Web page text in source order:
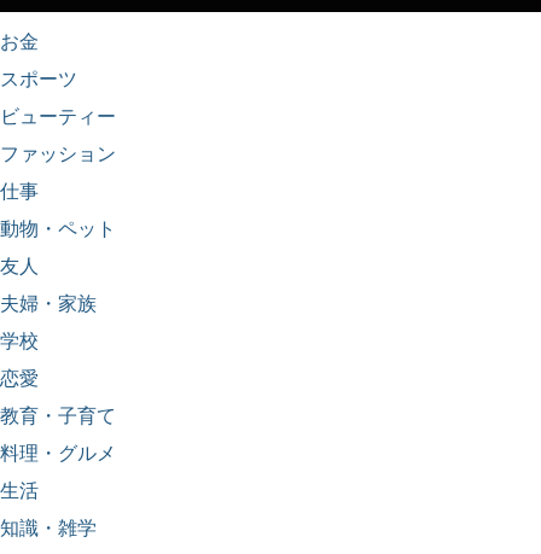
お金
スポーツ
ビューティー
ファッション
仕事
動物・ペット
友人
夫婦・家族
学校
恋愛
教育・子育て
料理・グルメ
生活
知識・雑学